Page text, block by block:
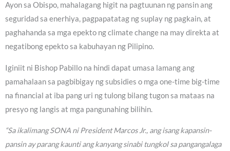
Ayon sa Obispo, mahalagang higit na pagtuunan ng pansin ang
seguridad sa enerhiya, pagpapatatag ng suplay ng pagkain, at
paghahanda sa mga epekto ng climate change na may direkta at
negatibong epekto sa kabuhayan ng Pilipino.
Iginiit ni Bishop Pabillo na hindi dapat umasa lamang ang
pamahalaan sa pagbibigay ng subsidies o mga one-time big-time
na financial at iba pang uri ng tulong bilang tugon sa mataas na
presyo ng langis at mga pangunahing bilihin.
“Sa ikalimang SONA ni President Marcos Jr., ang isang kapansin-
pansin ay parang kaunti ang kanyang sinabi tungkol sa pangangalaga